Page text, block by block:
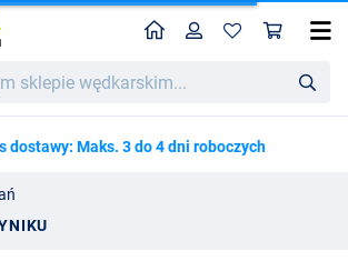
HomeProfil
dostawy: Maks. 3 do 4 dni roboczych
Topcat Alarm
331.73